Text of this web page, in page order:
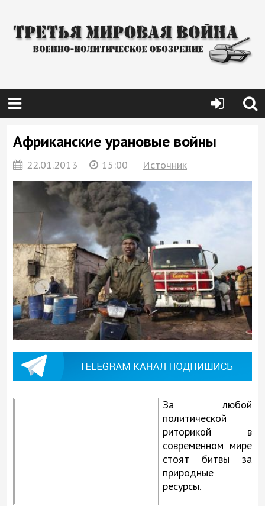
Африканские урановые войны
22.01.2013 15:00 Источник
За любой
политической
риторикой в
современном мире
стоят битвы за
природные
ресурсы.